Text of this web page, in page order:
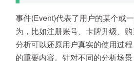
事件(Event)代表了用户的某个或
为，比如注册账号、卡牌升级、
分析可以还原用户真实的使用过
的重要内容。针对不同的分析场